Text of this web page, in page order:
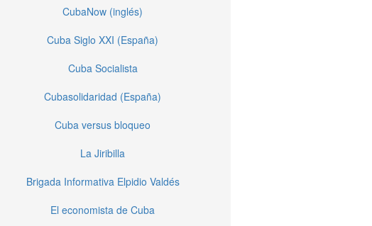
CubaNow (inglés)
Cuba Siglo XXI (España)
Cuba Socialista
Cubasolidaridad (España)
Cuba versus bloqueo
La Jiribilla
Brigada Informativa Elpidio Valdés
El economista de Cuba